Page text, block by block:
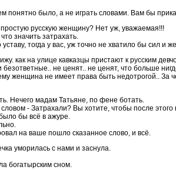
понятно было, а не играть словами. Вам бы
русскую женщину? Нет уж, уважаемая!!!
значить затрахать.
тогда у вас, уж точно не хватило бы сил и
как на улице кавказцы пристают к русским
не ценят.. не ценят, что больше
женщина не имеет права быть недотрогой.. За
Нечего мадам Татьяне, по фене ботать.
- Затрахали? Вы хотите, чтобы после
бы всё в ажуре.
на ваше пошло сказанное слово, и всё.
уморилась с нами и заснула.
богатырским сном.